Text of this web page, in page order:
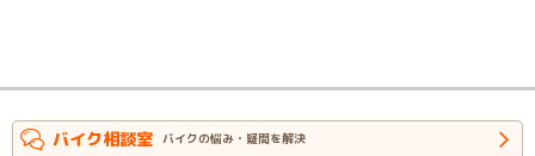
バイク相談室 バイクの悩み・疑問を解決